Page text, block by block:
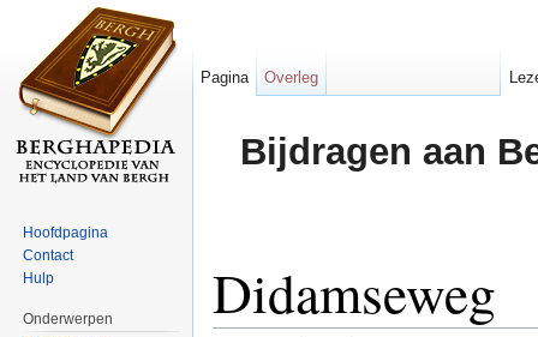
Bijdragen aan
Didamseweg
Pagina Overleg
Hoofdpagina
Contact
Hulp
Onderwerpen